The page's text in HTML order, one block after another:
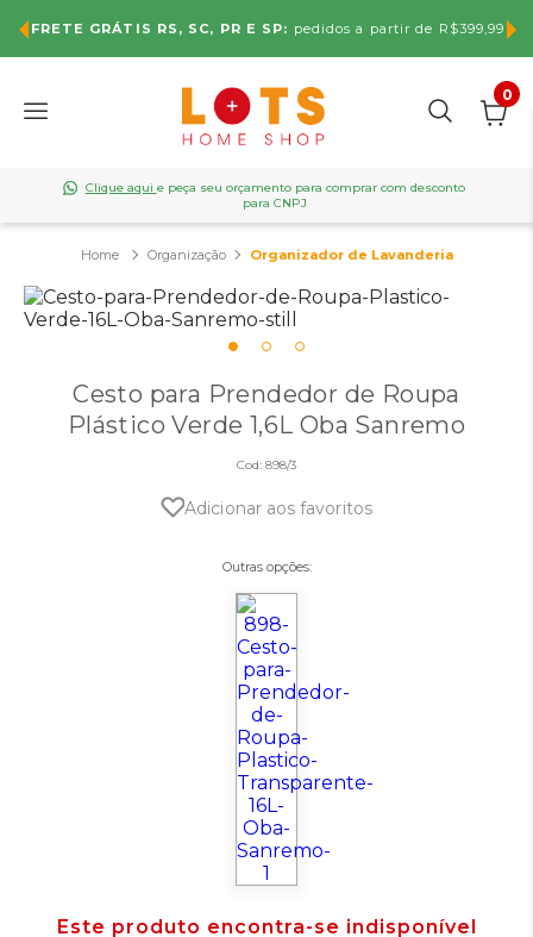
FRETE GRÁTIS RS, SC, PR E SP: pedidos a partir de R$399,99
0
Clique aqui e peça seu orçamento para comprar com desconto
para CNPJ
Organização Organizador de Lavanderia
Cesto para Prendedor de Roupa
Plástico Verde 1,6L Oba Sanremo
Cod: 898/3
Adicionar aos favoritos
Outras opções: